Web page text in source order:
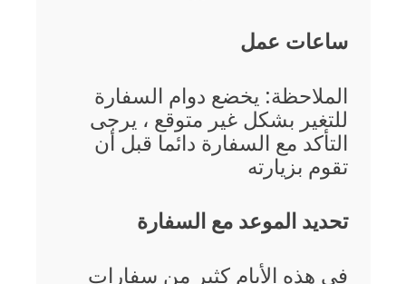
ساعات عمل
الملاحظة: يخضع دوام السفارة
للتغير بشكل غير متوقع ، يرجى
التأكد مع السفارة دائما قبل أن
تقوم بزيارته
تحديد الموعد مع السفارة
في هذه الأيام كثير من سفارات